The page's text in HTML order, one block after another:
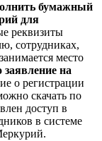
бумажный
для
реквизиты
сотрудниках,
место
заявление на
о регистрации
скачать по
доступ в
в системе